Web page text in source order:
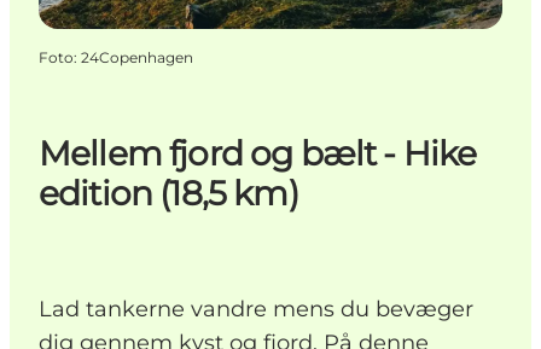
Mellem fjord og bælt - Hike
edition (18,5 km)
Lad tankerne vandre mens du bevæger
dig gennem kyst og fjord. På denne
Foto: 24Copenhagen